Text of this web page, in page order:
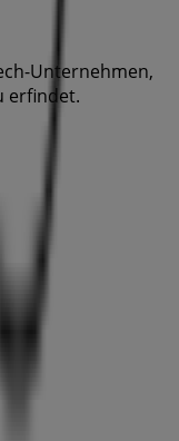
Unternehmen,
erfindet.